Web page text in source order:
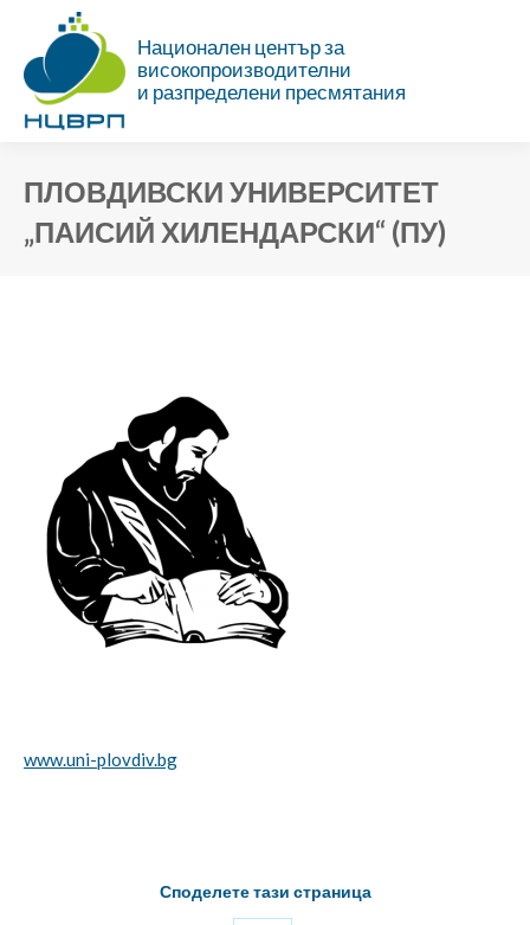
Национален център за
високопроизводителни
и разпределени пресмятания
ПЛОВДИВСКИ УНИВЕРСИТЕТ
„ПАИСИЙ ХИЛЕНДАРСКИ“ (ПУ)
www.uni-plovdiv.bg
Споделете тази страница